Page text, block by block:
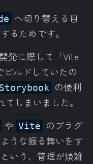
へ切り替える目
るためです。
発に際して「Vite
ルドしていたの
Storybook
の便利
しまいました。
や Vite
のプラグ
うな振る舞いをす
いう、管理が煩雑